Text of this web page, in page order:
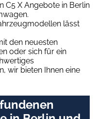
C5 X Angebote in Berlin
lässt
den neuesten
oder sich für ein
wir bieten Ihnen eine